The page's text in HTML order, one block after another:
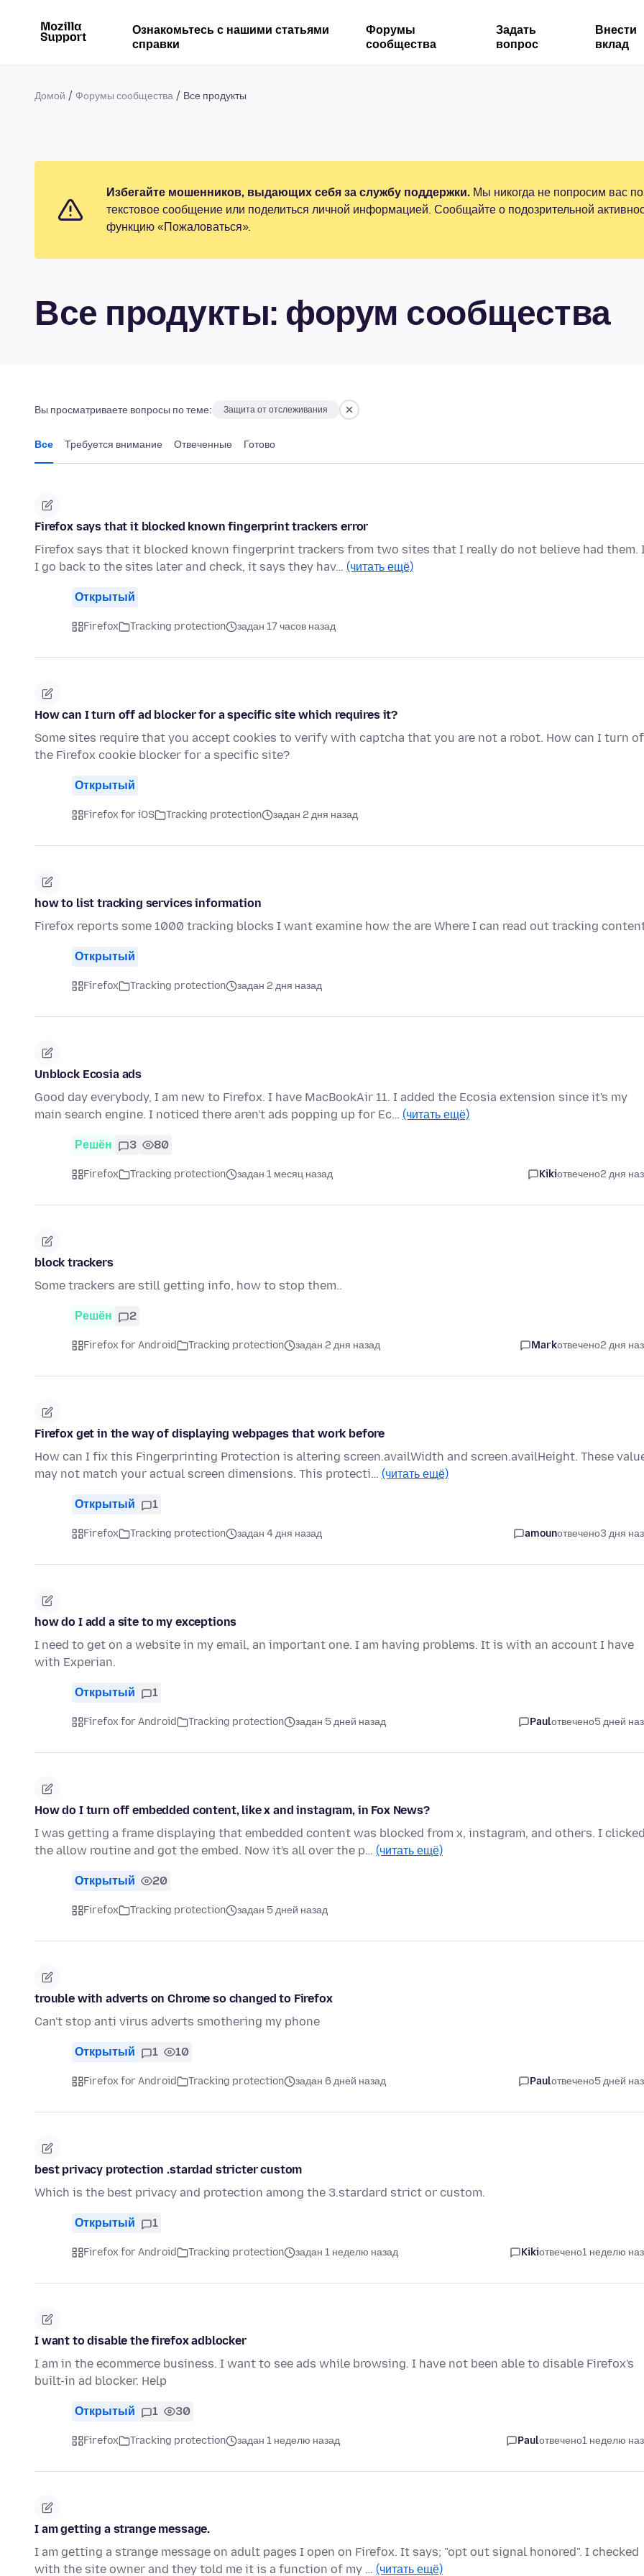
Ознакомьтесь с нашими статьями
справки
Форумы
сообщества
Задать
вопрос
Внести
вклад
Домой Форумы сообщества Все продукты
Избегайте мошенников, выдающих себя за службу поддержки. Мы никогда не попросим вас
текстовое сообщение или поделиться личной информацией. Сообщайте о подозрительной
функцию «Пожаловаться».
Все продукты: форум сообщества
Вы просматриваете вопросы по теме: Защита от отслеживания
Все Требуется внимание Отвеченные Готово
Firefox says that it blocked known fingerprint trackers error
Firefox says that it blocked known fingerprint trackers from two sites that I really do not believe had them.
I go back to the sites later and check, it says they hav… (читать ещё)
Открытый
Firefox Tracking protection задан 17 часов назад
How can I turn off ad blocker for a specific site which requires it?
Some sites require that you accept cookies to verify with captcha that you are not a robot. How can I turn
the Firefox cookie blocker for a specific site?
Открытый
Firefox for iOS Tracking protection задан 2 дня назад
how to list tracking services information
Firefox reports some 1000 tracking blocks I want examine how the are Where I can read out tracking
Открытый
Firefox Tracking protection задан 2 дня назад
Unblock Ecosia ads
Good day everybody, I am new to Firefox. I have MacBookAir 11. I added the Ecosia extension since it's my
main search engine. I noticed there aren't ads popping up for Ec… (читать ещё)
Решён 3 80
Firefox Tracking protection задан 1 месяц назад Kikiотвечено2 дня
block trackers
Some trackers are still getting info, how to stop them..
Решён 2
Firefox for Android Tracking protection задан 2 дня назад Markотвечено2 дня
Firefox get in the way of displaying webpages that work before
How can I fix this Fingerprinting Protection is altering screen.availWidth and screen.availHeight. These
may not match your actual screen dimensions. This protecti… (читать ещё)
Открытый 1
Firefox Tracking protection задан 4 дня назад amounотвечено3 дня
how do I add a site to my exceptions
I need to get on a website in my email, an important one. I am having problems. It is with an account I have
with Experian.
Открытый 1
Firefox for Android Tracking protection задан 5 дней назад Paulотвечено5 дней
How do I turn off embedded content, like x and instagram, in Fox News?
I was getting a frame displaying that embedded content was blocked from x, instagram, and others. I
the allow routine and got the embed. Now it's all over the p… (читать ещё)
Открытый 20
Firefox Tracking protection задан 5 дней назад
trouble with adverts on Chrome so changed to Firefox
Can't stop anti virus adverts smothering my phone
Открытый 1 10
Firefox for Android Tracking protection задан 6 дней назад Paulотвечено5 дней
best privacy protection .stardad stricter custom
Which is the best privacy and protection among the 3.stardard strict or custom.
Открытый 1
Firefox for Android Tracking protection задан 1 неделю назад Kikiотвечено1 неделю
I want to disable the firefox adblocker
I am in the ecommerce business. I want to see ads while browsing. I have not been able to disable Firefox's
built-in ad blocker. Help
Открытый 1 30
Firefox Tracking protection задан 1 неделю назад Paulотвечено1 неделю
I am getting a strange message.
I am getting a strange message on adult pages I open on Firefox. It says; "opt out signal honored". I checked
with the site owner and they told me it is a function of my … (читать ещё)